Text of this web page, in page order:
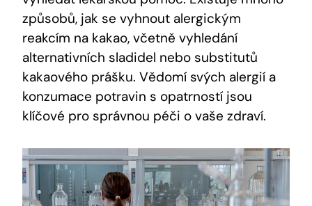
způsobů, jak se vyhnout alergickým
reakcím na kakao, včetně vyhledání
alternativních sladidel nebo substitutů
kakaového prášku. Vědomí svých alergií a
konzumace potravin s opatrností jsou
klíčové pro správnou péči o vaše zdraví.